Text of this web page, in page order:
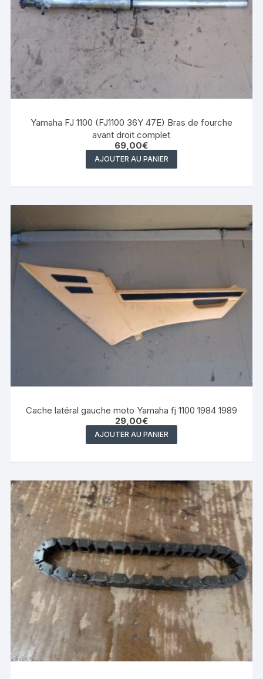
Yamaha FJ 1100 (FJ1100 36Y 47E) Bras de fourche
avant droit complet
69,00€
AJOUTER AU PANIER
Cache latéral gauche moto Yamaha fj 1100 1984 1989
29,00€
AJOUTER AU PANIER